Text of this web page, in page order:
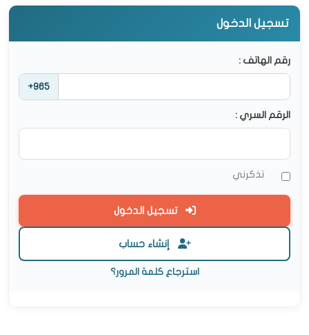
تسجيل الدخول
رقم الهاتف :
+965
الرقم السري :
تذكرني
تسجيل الدخول
إنشاء حساب
استرجاع كلمة المرور؟